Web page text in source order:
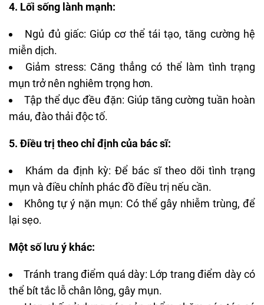
4. Lối sống lành mạnh:
Ngủ đủ giấc: Giúp cơ thể tái tạo, tăng cường hệ
miễn dịch.
Giảm stress: Căng thẳng có thể làm tình trạng
mụn trở nên nghiêm trọng hơn.
Tập thể dục đều đặn: Giúp tăng cường tuần hoàn
máu, đào thải độc tố.
5. Điều trị theo chỉ định của bác sĩ:
Khám da định kỳ: Để bác sĩ theo dõi tình trạng
mụn và điều chỉnh phác đồ điều trị nếu cần.
Không tự ý nặn mụn: Có thể gây nhiễm trùng, để
lại sẹo.
Một số lưu ý khác:
Tránh trang điểm quá dày: Lớp trang điểm dày có
thể bít tắc lỗ chân lông, gây mụn.